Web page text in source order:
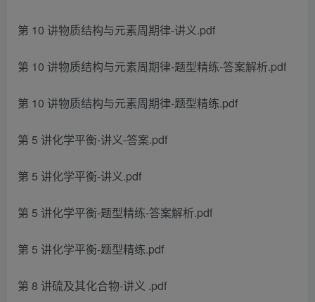
第 10 讲物质结构与元素周期律-讲义.pdf
第 10 讲物质结构与元素周期律-题型精练-答案解析.pdf
第 10 讲物质结构与元素周期律-题型精练.pdf
第 5 讲化学平衡-讲义-答案.pdf
第 5 讲化学平衡-讲义.pdf
第 5 讲化学平衡-题型精练-答案解析.pdf
第 5 讲化学平衡-题型精练.pdf
第 8 讲硫及其化合物-讲义 .pdf